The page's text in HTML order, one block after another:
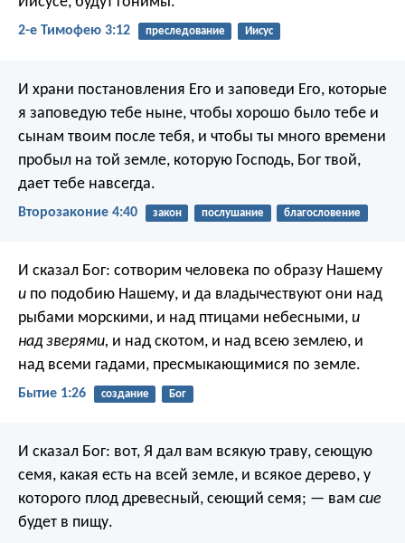
2-е Тимофею 3:12 преследование Иисус
И храни постановления Его и заповеди Его, которые
я заповедую тебе ныне, чтобы хорошо было тебе и
сынам твоим после тебя, и чтобы ты много времени
пробыл на той земле, которую Господь, Бог твой,
дает тебе навсегда.
Второзаконие 4:40 закон послушание благословение
И сказал Бог: сотворим человека по образу Нашему
и по подобию Нашему, и да владычествуют они над
рыбами морскими, и над птицами небесными, и
над зверями, и над скотом, и над всею землею, и
над всеми гадами, пресмыкающимися по земле.
Бытие 1:26 создание Бог
И сказал Бог: вот, Я дал вам всякую траву, сеющую
семя, какая есть на всей земле, и всякое дерево, у
которого плод древесный, сеющий семя; — вам сие
будет в пищу.